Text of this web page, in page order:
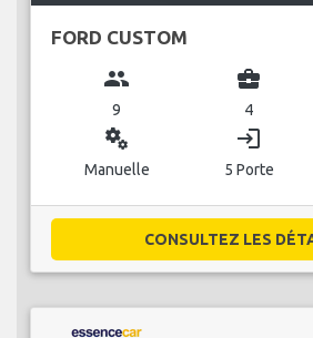
FORD CUSTOM
group
9
business_center
4
miscellaneous_services
Manuelle
login
5 Porte
CONSULTEZ LES